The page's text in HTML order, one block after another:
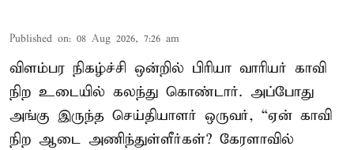
Published on: 08 Aug 2026, 7:26 am
விளம்பர நிகழ்ச்சி ஒன்றில் பிரியா வாரியர் காவி
நிற உடையில் கலந்து கொண்டார். அப்போது
அங்கு இருந்த செய்தியாளர் ஒருவர், “ஏன் காவி
நிற ஆடை அணிந்துள்ளீர்கள்? கேரளாவில்